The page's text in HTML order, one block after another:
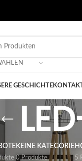
GESCHICHTE
KEINE KATEGORIE
0 Produkte 5